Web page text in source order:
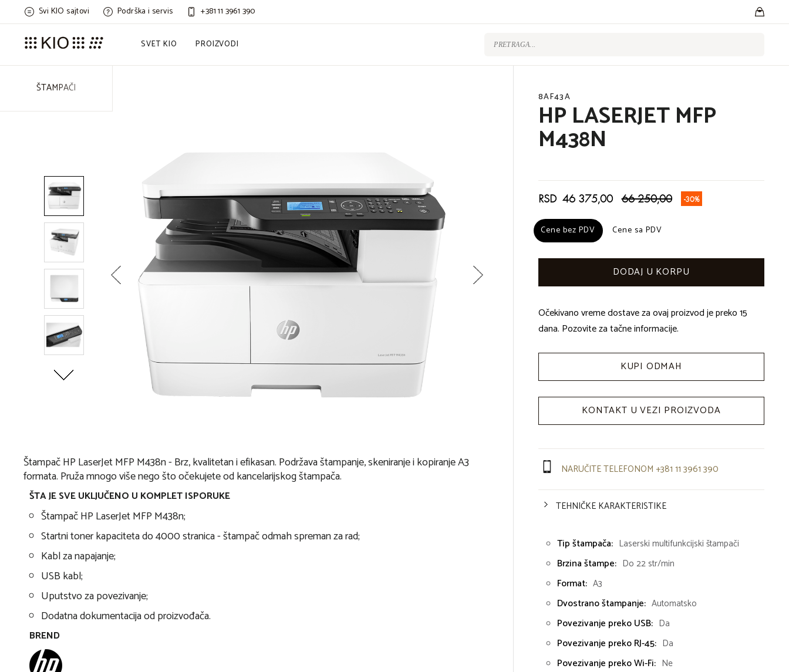
Svi KIO sajtovi Podrška i servis +381 11 3961 390
SVET KIO PROIZVODI
ŠTAMPAČI
Štampač HP LaserJet MFP M438n - Brz, kvalitetan i efikasan. Podržava štampanje, skeniranje i kopiranje A3
formata. Pruža mnogo više nego što očekujete od kancelarijskog štampača.
ŠTA JE SVE UKLJUČENO U KOMPLET ISPORUKE
Štampač HP LaserJet MFP M438n;
Startni toner kapaciteta do 4000 stranica - štampač odmah spreman za rad;
Kabl za napajanje;
USB kabl;
Uputstvo za povezivanje;
Dodatna dokumentacija od proizvođača.
BREND
8AF43A
HP LASERJET MFP
M438N
RSD 46 375,0066 250,00 -30%
Cene bez PDV Cene sa PDV
Cene bez PDV Cene sa PDV
Očekivano vreme dostave za ovaj proizvod je preko 15
dana. Pozovite za tačne informacije.
KUPI ODMAH
KONTAKT U VEZI PROIZVODA
NARUČITE TELEFONOM +381 11 3961 390
TEHNIČKE KARAKTERISTIKE
Tip štampača: Laserski multifunkcijski štampači
Brzina štampe: Do 22 str/min
Format: A3
Dvostrano štampanje: Automatsko
Povezivanje preko USB: Da
Povezivanje preko RJ-45: Da
Povezivanje preko Wi-Fi: Ne